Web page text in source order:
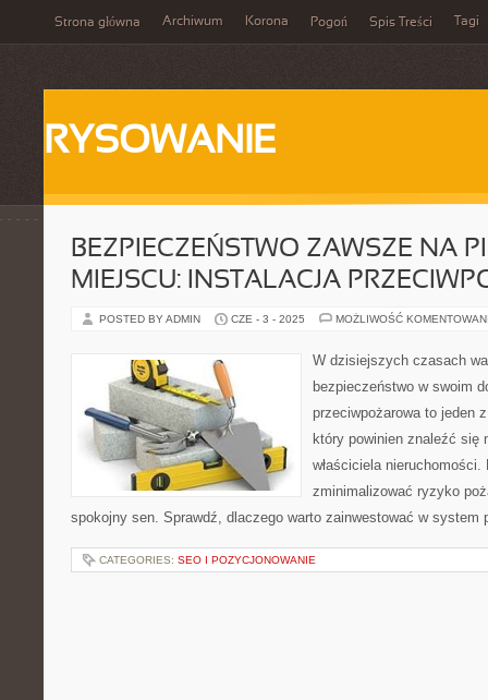
Strona główna Archiwum Korona Pogoń Spis Treści Tagi
RYSOWANIE
BEZPIECZEŃSTWO ZAWSZE NA
MIEJSCU: INSTALACJA
POSTED BY ADMIN CZE - 3 - 2025 MOŻLIWOŚĆ
W dzisiejszych czasach
bezpieczeństwo w swoim
przeciwpożarowa to jeden
który powinien znaleźć się
właściciela
zminimalizować ryzyko
spokojny sen. Sprawdź, dlaczego warto zainwestować w system
CATEGORIES: SEO I POZYCJONOWANIE